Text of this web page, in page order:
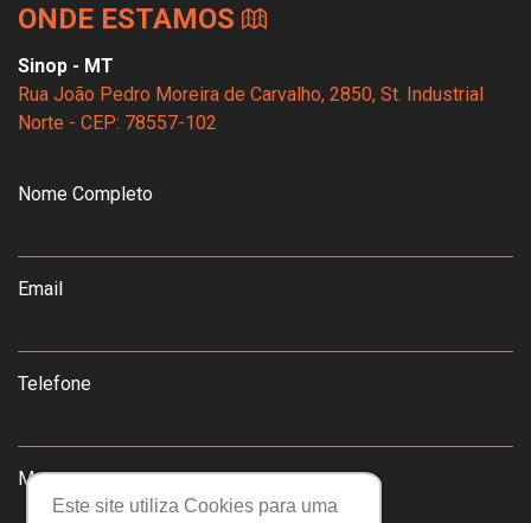
ONDE ESTAMOS
Sinop - MT
Rua João Pedro Moreira de Carvalho, 2850, St. Industrial
Norte - CEP: 78557-102
Nome Completo
Email
Telefone
Mensagem
Este site utiliza Cookies para uma